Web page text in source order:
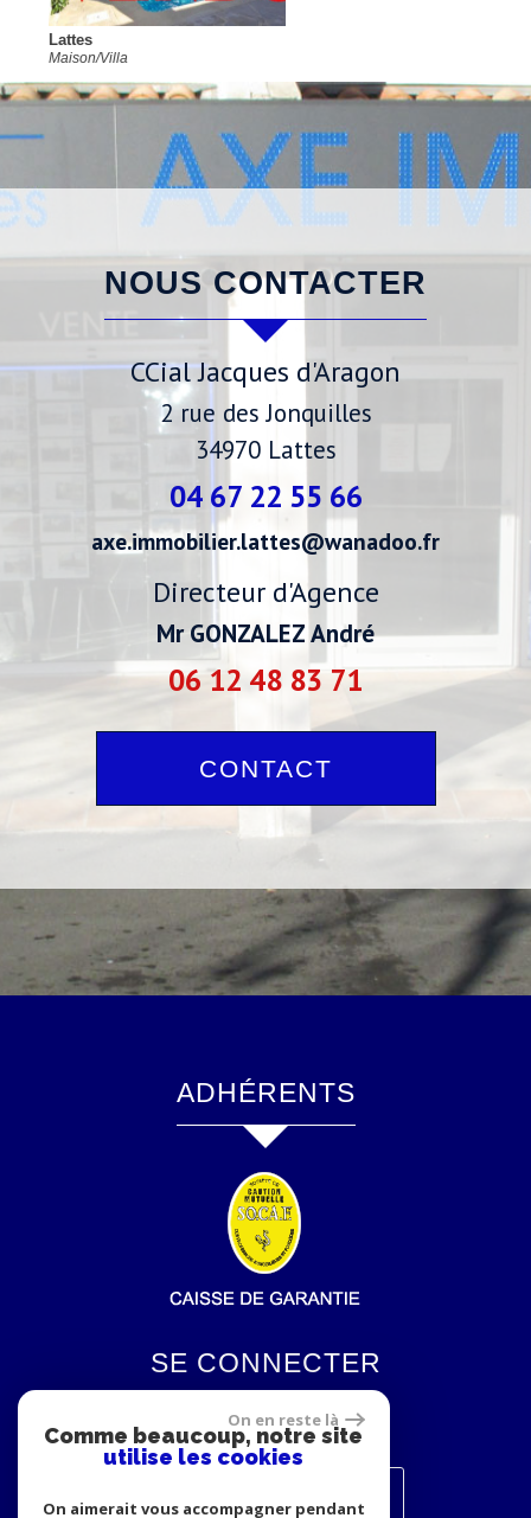
NOUS CONTACTER
CCial Jacques d'Aragon
2 rue des Jonquilles
34970 Lattes
04 67 22 55 66
axe.immobilier.lattes@wanadoo.fr
Directeur d'Agence
Mr GONZALEZ André
06 12 48 83 71
CONTACT
ADHÉRENTS
SE CONNECTER
Espace propriétaires
On en reste là
Comme beaucoup, notre site
utilise les cookies
On aimerait vous accompagner pendant